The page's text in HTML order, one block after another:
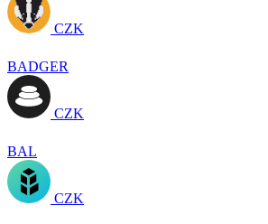
CZK
BADGER
CZK
BAL
CZK